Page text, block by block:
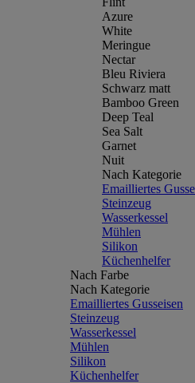
Azure
White
Meringue
Nectar
Bleu Riviera
Schwarz matt
Bamboo Green
Deep Teal
Sea Salt
Garnet
Nuit
Nach Kategorie
Emailliertes
Steinzeug
Wasserkessel
Mühlen
Silikon
Küchenhelfer
Nach Farbe
Nach Kategorie
Emailliertes Gusseisen
Steinzeug
Wasserkessel
Mühlen
Silikon
Küchenhelfer